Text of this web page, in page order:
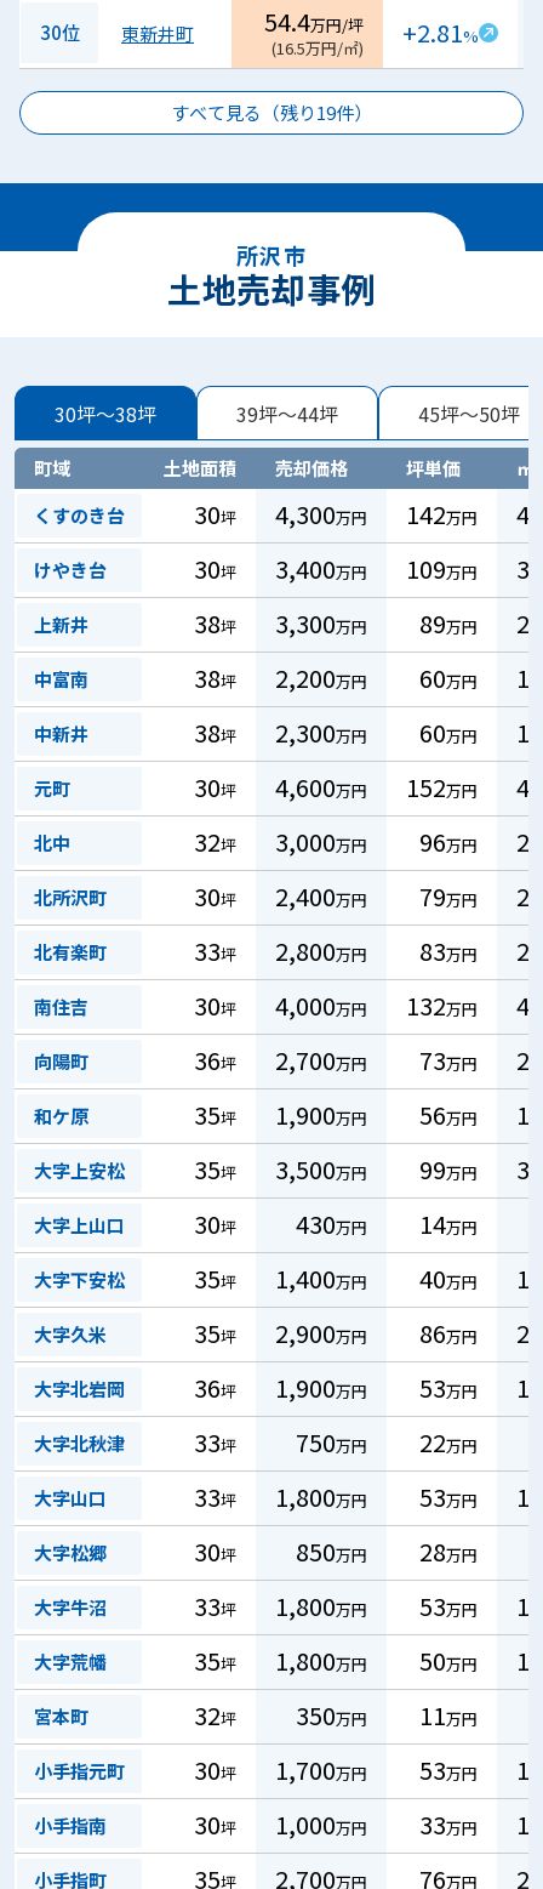
30位 東新井町 54.4万円/坪
(16.5万円/㎡) +2.81%
すべて見る（残り19件）
所沢市
土地売却事例
30坪～38坪 39坪～44坪 45坪～50坪
町域 土地面積 売却価格 坪単価
㎡
くすのき台
30坪 4,300万円 142万円 43
けやき台 30坪 3,400万円 109万円 33
上新井 38坪 3,300万円 89万円 27
中富南 38坪 2,200万円 60万円 18
中新井 38坪 2,300万円 60万円 18
元町 30坪 4,600万円 152万円 46
北中 32坪 3,000万円 96万円 29
北所沢町 30坪 2,400万円 79万円 24
北有楽町 33坪 2,800万円 83万円 25
南住吉 30坪 4,000万円 132万円 40
向陽町 36坪 2,700万円 73万円 22
和ケ原 35坪 1,900万円 56万円 17
大字上安松 35坪 3,500万円 99万円 30
大字上山口 30坪 430万円 14万円
大字下安松 35坪 1,400万円 40万円 12
大字久米 35坪 2,900万円 86万円 26
大字北岩岡 36坪 1,900万円 53万円 16
大字北秋津 33坪 750万円 22万円
大字山口 33坪 1,800万円 53万円 16
大字松郷 30坪 850万円 28万円
大字牛沼 33坪 1,800万円 53万円 16
大字荒幡 35坪 1,800万円 50万円 15
宮本町 32坪 350万円 11万円
小手指元町 30坪 1,700万円 53万円 16
小手指南 30坪 1,000万円 33万円 10
小手指町 35坪 2,700万円 76万円 23